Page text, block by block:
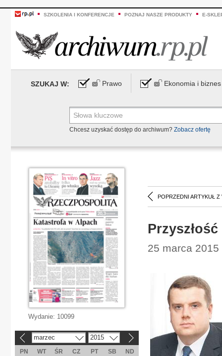
SZKOLENIA I KONFERENCJE POZNAJ NASZE PRODUKTY E-
SZUKAJ W: Prawo Ekonomia i biznes
Chcesz uzyskać dostęp do archiwum? Zobacz ofertę
POPRZEDNI ARTYKUŁ Z
25 marca 2015
Wydanie: 10099
marzec 2015
PN WT ŚR CZ PT SB
ND